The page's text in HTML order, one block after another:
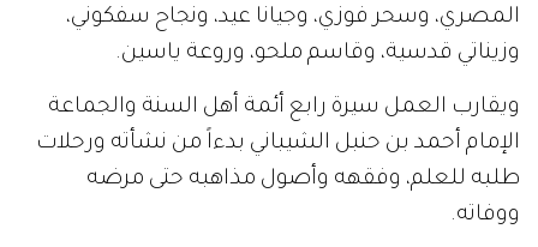
المصري، وسحر فوزي، وجيانا عيد، ونجاح سفكوني،
وزيناتي قدسية، وقاسم ملحو، وروعة ياسين.
ويقارب العمل سيرة رابع أئمة أهل السنة والجماعة
الإمام أحمد بن حنبل الشيباني بدءاً من نشأته ورحلات
طلبه للعلم، وفقهه وأصول مذاهبه حتى مرضه
ووفاته.